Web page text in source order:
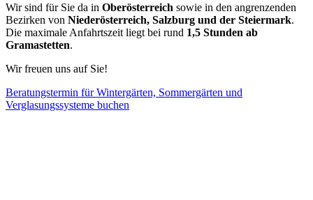
Wir sind für Sie da in Oberösterreich sowie in den angrenzenden
Bezirken von Niederösterreich, Salzburg und der Steiermark.
Die maximale Anfahrtszeit liegt bei rund 1,5 Stunden ab
Gramastetten.
Wir freuen uns auf Sie!
Beratungstermin für Wintergärten, Sommergärten und
Verglasungssysteme buchen